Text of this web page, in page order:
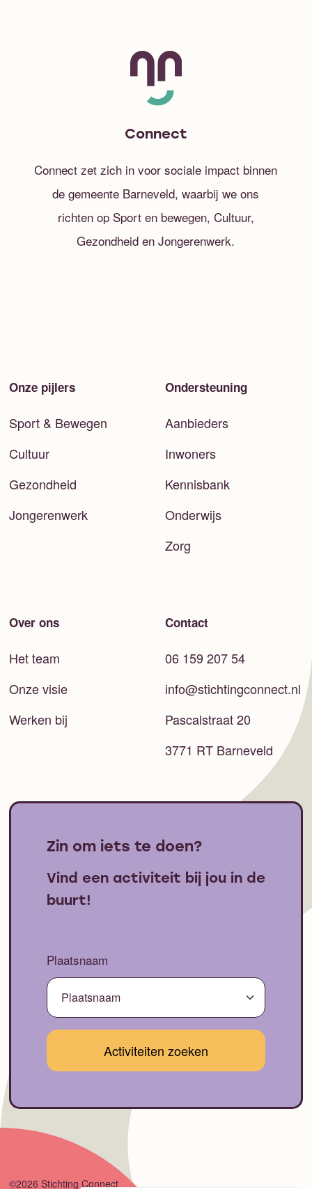
Connect
Connect zet zich in voor sociale impact binnen
de gemeente Barneveld, waarbij we ons
richten op Sport en bewegen, Cultuur,
Gezondheid en Jongerenwerk.
Onze pijlers
Sport & Bewegen
Cultuur
Gezondheid
Jongerenwerk
Ondersteuning
Aanbieders
Inwoners
Kennisbank
Onderwijs
Zorg
Over ons
Het team
Onze visie
Werken bij
Contact
06 159 207 54
info@stichtingconnect.nl
Pascalstraat 20
3771 RT Barneveld
Zin om iets te doen?
Vind een activiteit bij jou in de
buurt!
Plaatsnaam
©2026 Stichting Connect